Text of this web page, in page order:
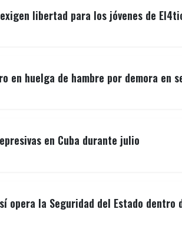
libertad para los jóvenes de
en huelga de hambre por demora en
en Cuba durante julio
opera la Seguridad del Estado dentro